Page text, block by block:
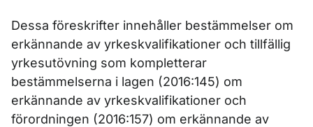
Dessa föreskrifter innehåller bestämmelser om
erkännande av yrkeskvalifikationer och tillfällig
yrkesutövning som kompletterar
bestämmelserna i lagen (2016:145) om
erkännande av yrkeskvalifikationer och
förordningen (2016:157) om erkännande av